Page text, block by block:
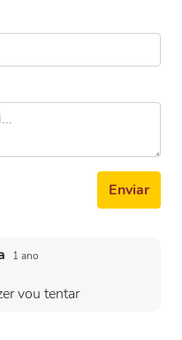
Enviar
1 ano
vou tentar